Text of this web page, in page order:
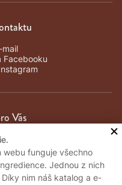
Facebooku
Vás
údajů
webu funguje všechno
Jednou z nich
nim náš katalog a e-